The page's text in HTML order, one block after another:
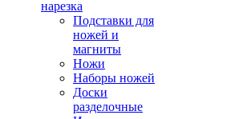
нарезка
Подставки для
ножей и
магниты
Ножи
Наборы ножей
Доски
разделочные